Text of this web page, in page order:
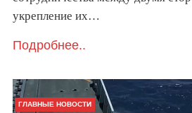
укрепление их…
Подробнее..
ГЛАВНЫЕ НОВОСТИ